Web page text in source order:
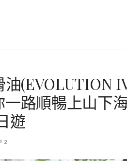
(EVOLUTION
一路順暢上山下
遊
2